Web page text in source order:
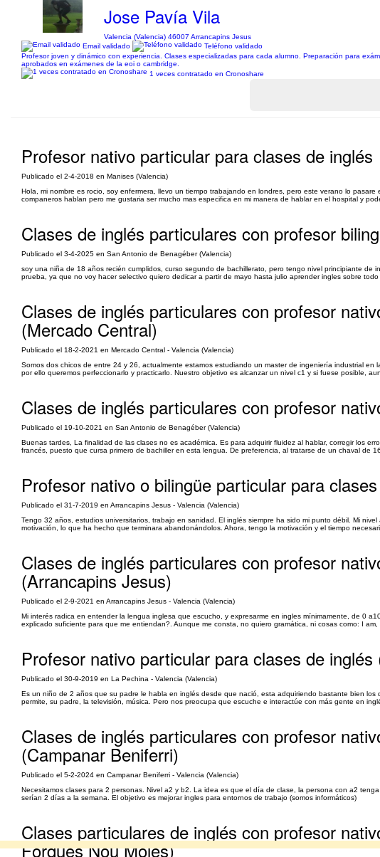
Jose Pavía Vila
Valencia (Valencia) 46007 Arrancapins Jesus
Email validado
Teléfono validado
Profesor joven y dinámico con experiencia. Clases especializadas para cada alumno. Preparación para
aprobados en exámenes de la eoi o cambridge.
1 veces contratado en Cronoshare
Profesor nativo particular para clases de inglés
Publicado el 2-4-2018 en Manises (Valencia)
Hola, mi nombre es rocio, soy enfermera, llevo un tiempo trabajando en londres, pero este verano lo
companeros hablan pero me gustaria ser mucho mas especifica en mi manera de hablar en el hospital y
Clases de inglés particulares con profesor
Publicado el 3-4-2025 en San Antonio de Benagéber (Valencia)
soy una niña de 18 años recién cumplidos, curso segundo de bachillerato, pero tengo nivel principiante
prueba, ya que no voy hacer selectivo quiero dedicar a partir de mayo hasta julio aprender ingles sobre
Clases de inglés particulares con profesor
(Mercado Central)
Publicado el 18-2-2021 en Mercado Central - Valencia (Valencia)
Somos dos chicos de entre 24 y 26, actualmente estamos estudiando un master de ingeniería industrial
por ello queremos perfeccionarlo y practicarlo. Nuestro objetivo es alcanzar un nivel c1 y si fuese posible,
Clases de inglés particulares con profesor
Publicado el 19-10-2021 en San Antonio de Benagéber (Valencia)
Buenas tardes, La finalidad de las clases no es académica. Es para adquirir fluidez al hablar, corregir los
francés, puesto que cursa primero de bachiller en esta lengua. De preferencia, al tratarse de un chaval de
Profesor nativo o bilingüe particular para
Publicado el 31-7-2019 en Arrancapins Jesus - Valencia (Valencia)
Tengo 32 años, estudios universitarios, trabajo en sanidad. El inglés siempre ha sido mi punto débil. Mi
motivación, lo que ha hecho que terminara abandonándolos. Ahora, tengo la motivación y el tiempo
Clases de inglés particulares con profesor
(Arrancapins Jesus)
Publicado el 2-9-2021 en Arrancapins Jesus - Valencia (Valencia)
Mi interés radica en entender la lengua inglesa que escucho, y expresarme en ingles mínimamente, de 0
explicado suficiente para que me entiendan?. Aunque me consta, no quiero gramática, ni cosas como: I
Profesor nativo particular para clases de inglés
Publicado el 30-9-2019 en La Pechina - Valencia (Valencia)
Es un niño de 2 años que su padre le habla en inglés desde que nació, esta adquiriendo bastante bien
permite, su padre, la televisión, música. Pero nos preocupa que escuche e interactúe con más gente en
Clases de inglés particulares con profesor
(Campanar Beniferri)
Publicado el 5-2-2024 en Campanar Beniferri - Valencia (Valencia)
Necesitamos clases para 2 personas. Nivel a2 y b2. La idea es que el día de clase, la persona con a2
serían 2 días a la semana. El objetivo es mejorar ingles para entornos de trabajo (somos informáticos)
Clases particulares de inglés con profesor
Forques Nou Moles)